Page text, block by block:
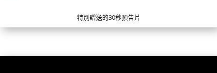
特別贈送的30秒預告片